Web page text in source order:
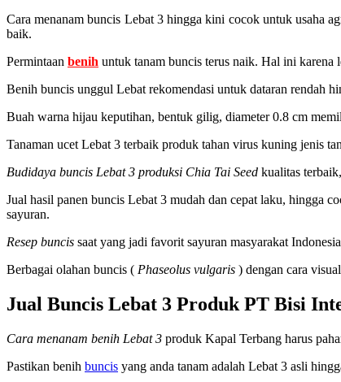
Cara menanam buncis Lebat 3 hingga kini cocok untuk usaha
baik.
Permintaan benih untuk tanam buncis terus naik. Hal ini karena
Benih buncis unggul Lebat rekomendasi untuk dataran rendah
Buah warna hijau keputihan, bentuk gilig, diameter 0.8 cm
Tanaman ucet Lebat 3 terbaik produk tahan virus kuning jenis
Budidaya buncis Lebat 3 produksi Chia Tai Seed kualitas
Jual hasil panen buncis Lebat 3 mudah dan cepat laku, hingga
sayuran.
Resep buncis saat yang jadi favorit sayuran masyarakat
Berbagai olahan buncis ( Phaseolus vulgaris ) dengan cara
Jual Buncis Lebat 3 Produk PT Bisi
Cara menanam benih Lebat 3 produk Kapal Terbang harus
Pastikan benih buncis yang anda tanam adalah Lebat 3 asli